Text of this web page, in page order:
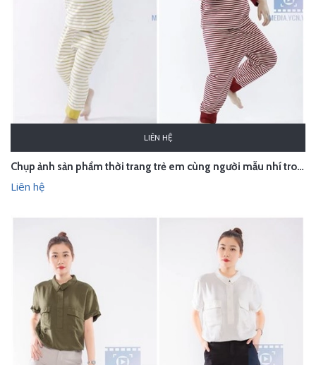
LIÊN HỆ
Chụp ảnh sản phẩm thời trang trẻ em cùng người mẫu nhí trong studio Hà Nội
Liên hệ